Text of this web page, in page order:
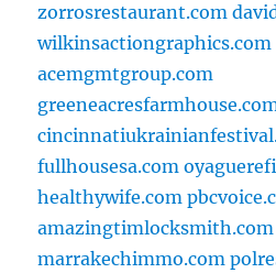
zorrosrestaurant.com
wilkinsactiongraphics.com
acemgmtgroup.com
fullhousesa.com
healthywife.com
amazingtimlocksmith.com
marrakechimmo.com